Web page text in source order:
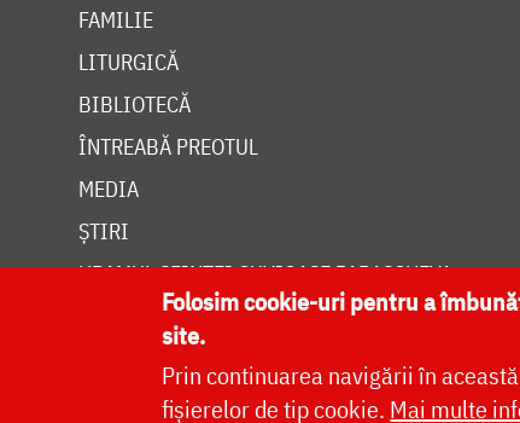
FAMILIE
LITURGICĂ
BIBLIOTECĂ
ÎNTREABĂ PREOTUL
MEDIA
ȘTIRI
HRAMUL SFINTEI CUVIOASE PARASCHEVA
Folosim cookie-uri pentru a
site.
Prin continuarea navigării în
fișierelor de tip cookie. Mai multe